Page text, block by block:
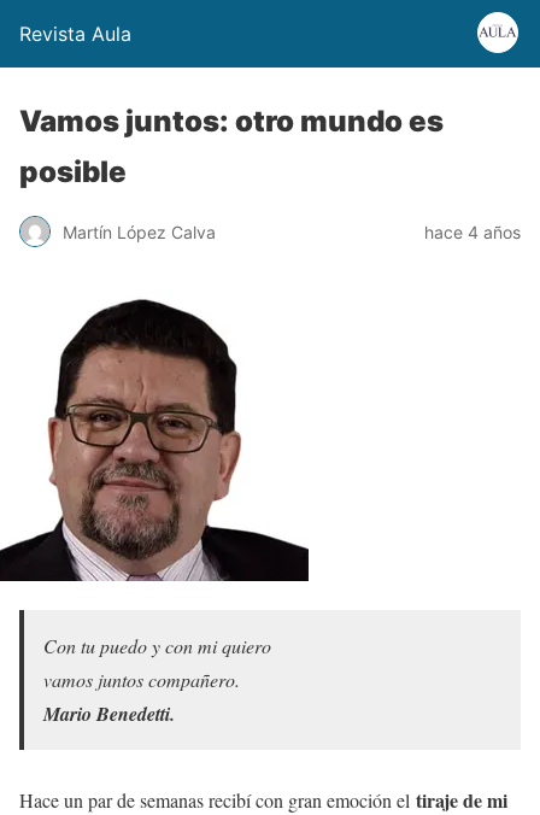
Revista Aula
Vamos juntos: otro mundo es
posible
Martín López Calva hace 4 años
Con tu puedo y con mi quiero
vamos juntos compañero.
Mario Benedetti.
Hace un par de semanas recibí con gran emoción el tiraje de mi